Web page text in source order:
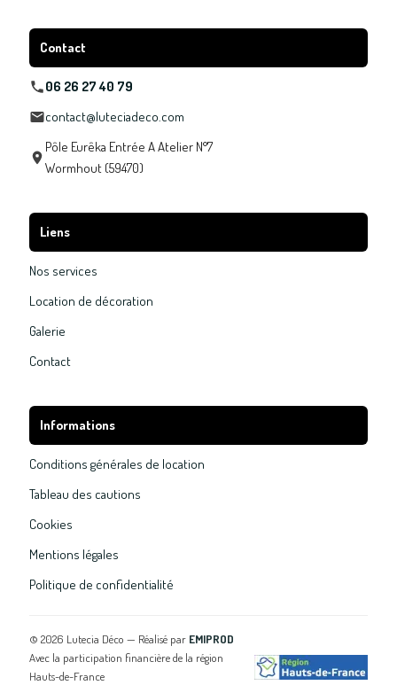
Contact
06 26 27 40 79
contact@luteciadeco.com
Pôle Eurêka Entrée A Atelier N°7
Wormhout (59470)
Liens
Nos services
Location de décoration
Galerie
Contact
Informations
Conditions générales de location
Tableau des cautions
Cookies
Mentions légales
Politique de confidentialité
© 2026 Lutecia Déco — Réalisé par EMIPROD
Avec la participation financière de la région
Hauts-de-France